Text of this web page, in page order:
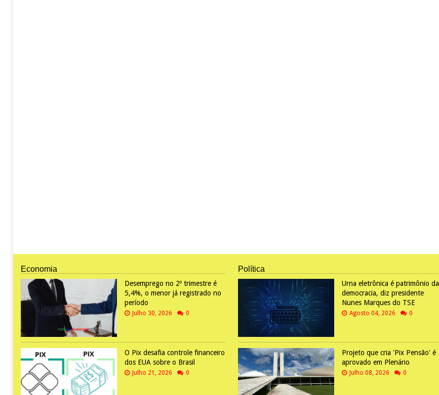
Economia
Desemprego no 2º trimestre é
5,4%, o menor já registrado no
período
Julho 30, 2026 0
O Pix desafia controle financeiro
dos EUA sobre o Brasil
Julho 21, 2026 0
Política
Urna eletrônica é patrimônio da
democracia, diz presidente
Nunes Marques do TSE
Agosto 04, 2026 0
Projeto que cria 'Pix Pensão' é
aprovado em Plenário
Julho 08, 2026 0